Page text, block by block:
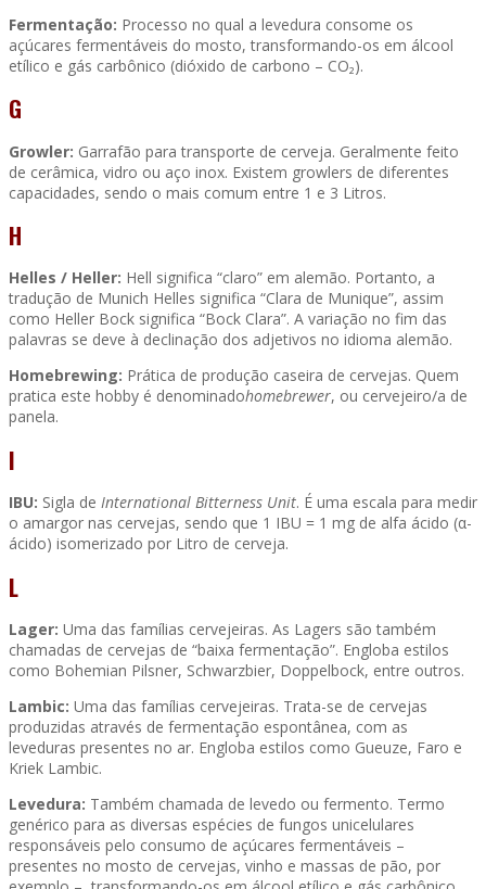
Fermentação: Processo no qual a levedura consome os
açúcares fermentáveis do mosto, transformando-os em álcool
etílico e gás carbônico (dióxido de carbono – CO₂).
G
Growler: Garrafão para transporte de cerveja. Geralmente feito
de cerâmica, vidro ou aço inox. Existem growlers de diferentes
capacidades, sendo o mais comum entre 1 e 3 Litros.
H
Helles / Heller: Hell significa “claro” em alemão. Portanto, a
tradução de Munich Helles significa “Clara de Munique”, assim
como Heller Bock significa “Bock Clara”. A variação no fim das
palavras se deve à declinação dos adjetivos no idioma alemão.
Homebrewing: Prática de produção caseira de cervejas. Quem
pratica este hobby é denominadohomebrewer, ou cervejeiro/a de
panela.
I
IBU: Sigla de International Bitterness Unit. É uma escala para medir
o amargor nas cervejas, sendo que 1 IBU = 1 mg de alfa ácido (α-
ácido) isomerizado por Litro de cerveja.
L
Lager: Uma das famílias cervejeiras. As Lagers são também
chamadas de cervejas de “baixa fermentação”. Engloba estilos
como Bohemian Pilsner, Schwarzbier, Doppelbock, entre outros.
Lambic: Uma das famílias cervejeiras. Trata-se de cervejas
produzidas através de fermentação espontânea, com as
leveduras presentes no ar. Engloba estilos como Gueuze, Faro e
Kriek Lambic.
Levedura: Também chamada de levedo ou fermento. Termo
genérico para as diversas espécies de fungos unicelulares
responsáveis pelo consumo de açúcares fermentáveis –
presentes no mosto de cervejas, vinho e massas de pão, por